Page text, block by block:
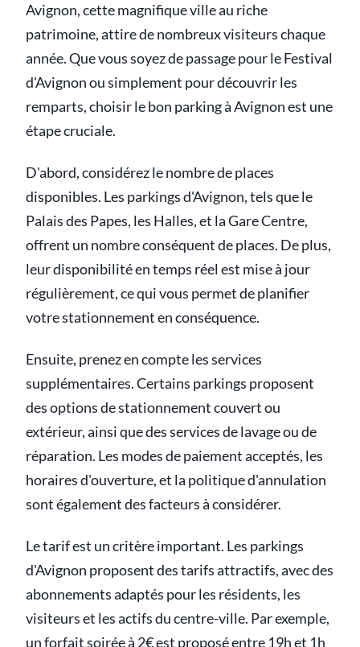
Avignon, cette magnifique ville au riche
patrimoine, attire de nombreux visiteurs chaque
année. Que vous soyez de passage pour le Festival
d'Avignon ou simplement pour découvrir les
remparts, choisir le bon parking à Avignon est une
étape cruciale.
D'abord, considérez le nombre de places
disponibles. Les parkings d'Avignon, tels que le
Palais des Papes, les Halles, et la Gare Centre,
offrent un nombre conséquent de places. De plus,
leur disponibilité en temps réel est mise à jour
régulièrement, ce qui vous permet de planifier
votre stationnement en conséquence.
Ensuite, prenez en compte les services
supplémentaires. Certains parkings proposent
des options de stationnement couvert ou
extérieur, ainsi que des services de lavage ou de
réparation. Les modes de paiement acceptés, les
horaires d'ouverture, et la politique d'annulation
sont également des facteurs à considérer.
Le tarif est un critère important. Les parkings
d'Avignon proposent des tarifs attractifs, avec des
abonnements adaptés pour les résidents, les
visiteurs et les actifs du centre-ville. Par exemple,
un forfait soirée à 2€ est proposé entre 19h et 1h